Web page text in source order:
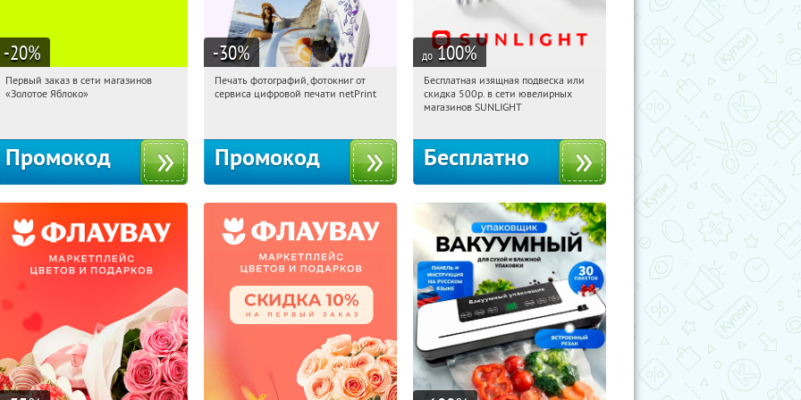
-20%
14:03:48
Получи первым!
Первый заказ в сети магазинов
«Золотое Яблоко»
Промокод
-30%
14:03:48 Получили:
Печать фотографий, фотокниг от
сервиса цифровой печати netPrint
Промокод
до 100%
14:03:48 Получили:
Россия
Бесплатная изящная подвеска или
скидка 500р. в сети ювелирных
магазинов SUNLIGHT
Бесплатно